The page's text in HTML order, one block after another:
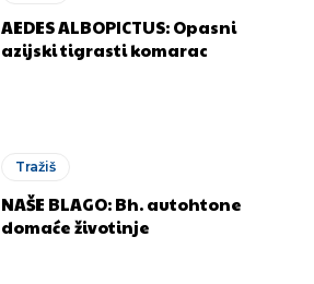
AEDES ALBOPICTUS: Opasni
azijski tigrasti komarac
Tražiš
NAŠE BLAGO: Bh. autohtone
domaće životinje